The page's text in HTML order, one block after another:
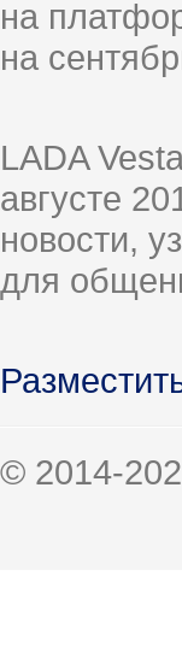
на
на
LADA
августе
новости,
для
© 2014-